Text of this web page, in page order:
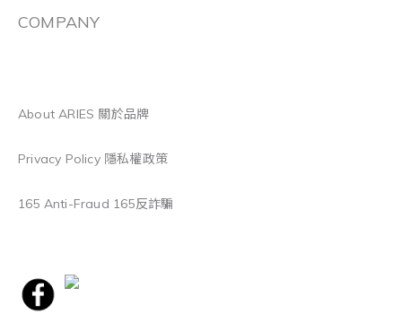
COMPANY
About ARIES 關於品牌
Privacy Policy 隱私權政策
165 Anti-Fraud 165反詐騙